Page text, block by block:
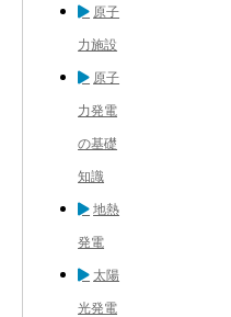
原子
力施設
原子
力発電
の基礎
知識
地熱
発電
太陽
光発電